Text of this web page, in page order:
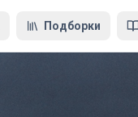
Подборки